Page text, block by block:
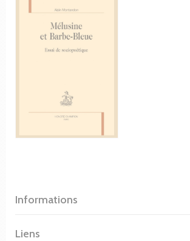
Informations
Liens